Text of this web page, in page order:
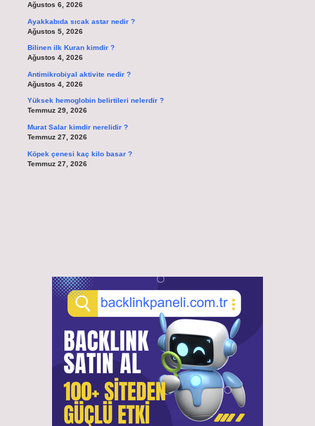
Ağustos 6, 2026
Ayakkabıda sıcak astar nedir ?
Ağustos 5, 2026
Bilinen ilk Kuran kimdir ?
Ağustos 4, 2026
Antimikrobiyal aktivite nedir ?
Ağustos 4, 2026
Yüksek hemoglobin belirtileri nelerdir ?
Temmuz 29, 2026
Murat Salar kimdir nerelidir ?
Temmuz 27, 2026
Köpek çenesi kaç kilo basar ?
Temmuz 27, 2026